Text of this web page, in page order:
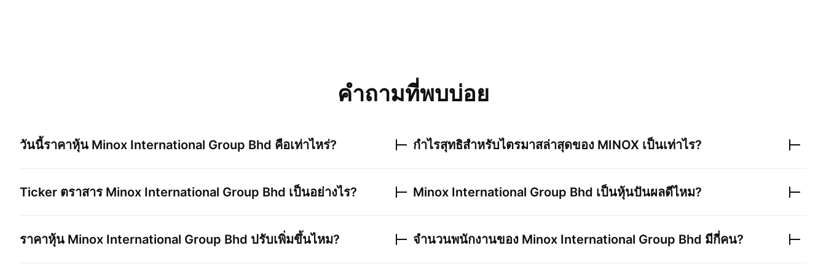
คำถามที่พบบ่อย
วันนี้ราคาหุ้น Minox International Group Bhd คือเท่าไหร่?
Ticker ตราสาร Minox International Group Bhd เป็นอย่างไร?
ราคาหุ้น Minox International Group Bhd ปรับเพิ่มขึ้นไหม?
กำไรสุทธิสำหรับไตรมาสล่าสุดของ MINOX เป็นเท่าไร?
Minox International Group Bhd เป็นหุ้นปันผลดีไหม?
จำนวนพนักงานของ Minox International Group Bhd มีกี่คน?